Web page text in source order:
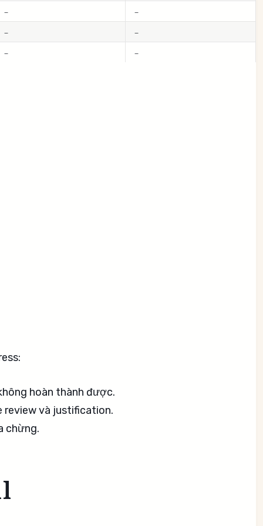
hoàn thành được.
review và justification.
chừng.